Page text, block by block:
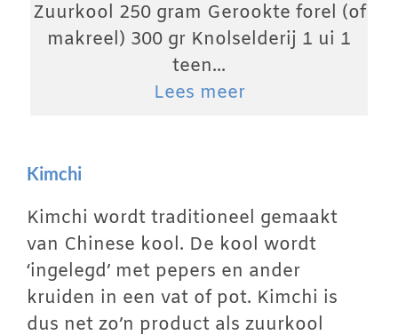
Zuurkool 250 gram Gerookte forel (of
makreel) 300 gr Knolselderij 1 ui 1
teen...
Lees meer
Kimchi
Kimchi wordt traditioneel gemaakt
van Chinese kool. De kool wordt
‘ingelegd’ met pepers en ander
kruiden in een vat of pot. Kimchi is
dus net zo’n product als zuurkool